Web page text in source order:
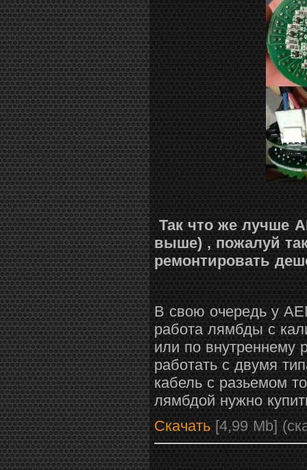
Так что же лучше
выше) , пожалуй
ремонтировать
В свою очередь у
работа лямбды с
или по внутреннему
работать с двумя
кабель с разьемом
лямбдой нужно
Cкачать [4,99 Mb]